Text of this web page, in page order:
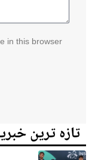
in this browser
تازہ ترین